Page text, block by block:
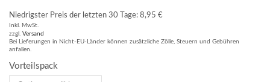
Niedrigster Preis der letzten 30 Tage: 8,95 €
Inkl. MwSt.
zzgl. Versand
Bei Lieferungen in Nicht-EU-Länder können zusätzliche Zölle, Steuern und Gebühren
anfallen.
Vorteilspack